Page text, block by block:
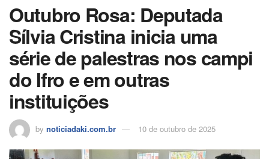
Outubro Rosa: Deputada
Sílvia Cristina inicia uma
série de palestras nos campi
do Ifro e em outras
instituições
by noticiadaki.com.br 10 de outubro de 2025